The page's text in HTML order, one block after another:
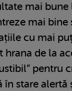
mai bune
mai bine
cu mai
hrana de la
pentru
în stare alertă